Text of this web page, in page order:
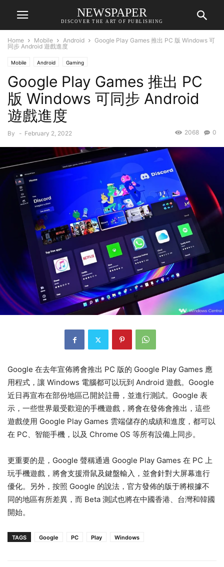
NEWSPAPER
DISCOVER THE ART OF PUBLISHING
Home Mobile Android
Google Play Games 推出 PC 版 Windows 可
同步 Android 遊戲進度
Mobile Android Gaming
Google Play Games 推出 PC
版 Windows 可同步 Android
遊戲進度
By - February 2, 2022 0
2068
Google 在去年宣佈將會推出 PC 版的 Google Play Games 應
用程式，讓 Windows 電腦都可以玩到 Android 遊戲。Google
近日再宣布在部份地區己開於註冊，並進行測試。Google 表
示，一些世界最受歡迎的手機遊戲，將會在發佈會推出，這些
遊戲使用 Google Play Games 雲端儲存的成績和進度，都可以
在 PC、智能手機，以及 Chrome OS 等所有設備上同步。
更重要的是，Google 聲稱通過 Google Play Games 在 PC 上
玩手機遊戲，將會支援滑鼠及鍵盤輸入，並會針對大屏幕進行
優化。另外，按照 Google 的說法，官方發佈的版于將根據不
同的地區有所差異，而 Beta 測試也將在中國香港、台灣和韓國
開始。
TAGS Google PC Play Windows